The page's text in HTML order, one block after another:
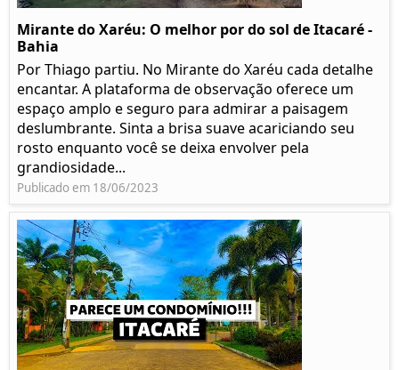
Mirante do Xaréu: O melhor por do sol de Itacaré -
Bahia
Por Thiago partiu. No Mirante do Xaréu cada detalhe
encantar. A plataforma de observação oferece um
espaço amplo e seguro para admirar a paisagem
deslumbrante. Sinta a brisa suave acariciando seu
rosto enquanto você se deixa envolver pela
grandiosidade...
Publicado em 18/06/2023